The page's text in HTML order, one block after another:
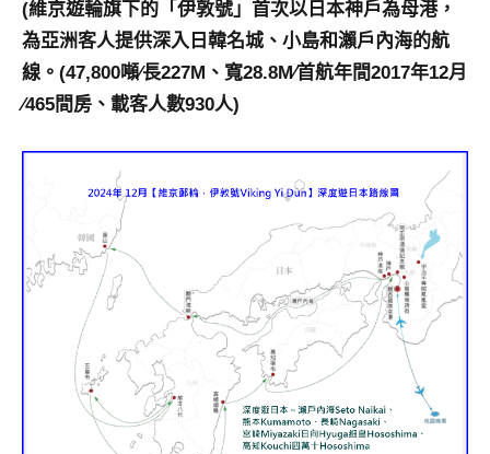
持、
學
校
企
客
及
(維京遊輪旗下的「伊敦號」首次以日本神戶為母港，
為亞洲客人提供深入日韓名城、小島和瀨戶內海的航
線。(47,800噸∕長227M、寬28.8M∕首航年間2017年12月
∕465間房、載客人數930人)